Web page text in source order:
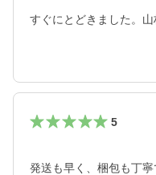
すぐにとどきました。山
5
発送も早く、梱包も丁寧